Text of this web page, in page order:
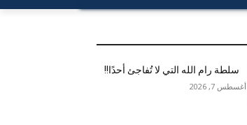
سلطة رام الله التي لا تُفاجئ أحدًا!!
أغسطس 7, 2026